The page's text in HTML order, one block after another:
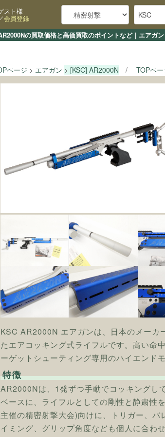
の買取価格と高価買取のポイントなど｜エアガ
スト様
会員登録
ページ エアガン [KSC] AR2000N TOPペー
KSC AR2000N エアガンは、日本のメーカ
たエアコッキング式ライフルです。高い命
ーゲットシューティング専用のハイエンドモ
特徴
AR2000Nは、1発ずつ手動でコッキングし
ベースに、ライフルとしての剛性と静粛性
主催の精密射撃大会)向けに、トリガー、
イミング、グリップ角度なども個人に合わ